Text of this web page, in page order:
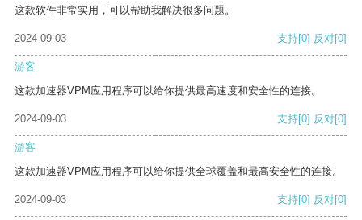
这款软件非常实用，可以帮助我解决很多问题。
2024-09-03 支持[0] 反对[0]
游客
这款加速器VPM应用程序可以给你提供最高速度和安全性的连接。
2024-09-03 支持[0] 反对[0]
游客
这款加速器VPM应用程序可以给你提供全球覆盖和最高安全性的连接。
2024-09-03 支持[0] 反对[0]